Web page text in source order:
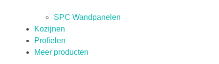
SPC Wandpanelen
Kozijnen
Profielen
Meer producten